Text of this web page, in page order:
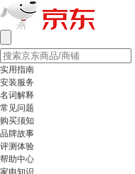
实用指南
安装服务
名词解释
常见问题
购买须知
品牌故事
评测体验
帮助中心
家电知识